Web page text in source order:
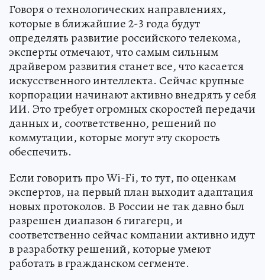
Говоря о технологических направлениях,
которые в ближайшие 2-3 года будут
определять развитие российского телекома,
эксперты отмечают, что самым сильным
драйвером развития станет все, что касается
искусственного интеллекта. Сейчас крупные
корпорации начинают активно внедрять у себя
ИИ. Это требует огромных скоростей передачи
данных и, соответственно, решений по
коммутации, которые могут эту скорость
обеспечить.
Если говорить про Wi-Fi, то тут, по оценкам
экспертов, на первый план выходит адаптация
новых протоколов. В России не так давно был
разрешен диапазон 6 гигагерц, и
соответственно сейчас компании активно идут
в разработку решений, которые умеют
работать в гражданском сегменте.